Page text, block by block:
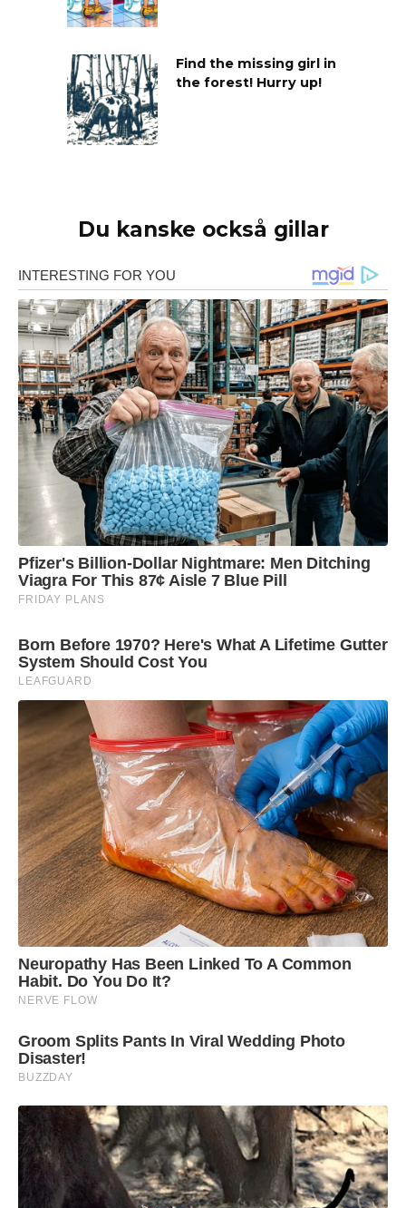
Find the missing girl in
the forest! Hurry up!
Du kanske också gillar